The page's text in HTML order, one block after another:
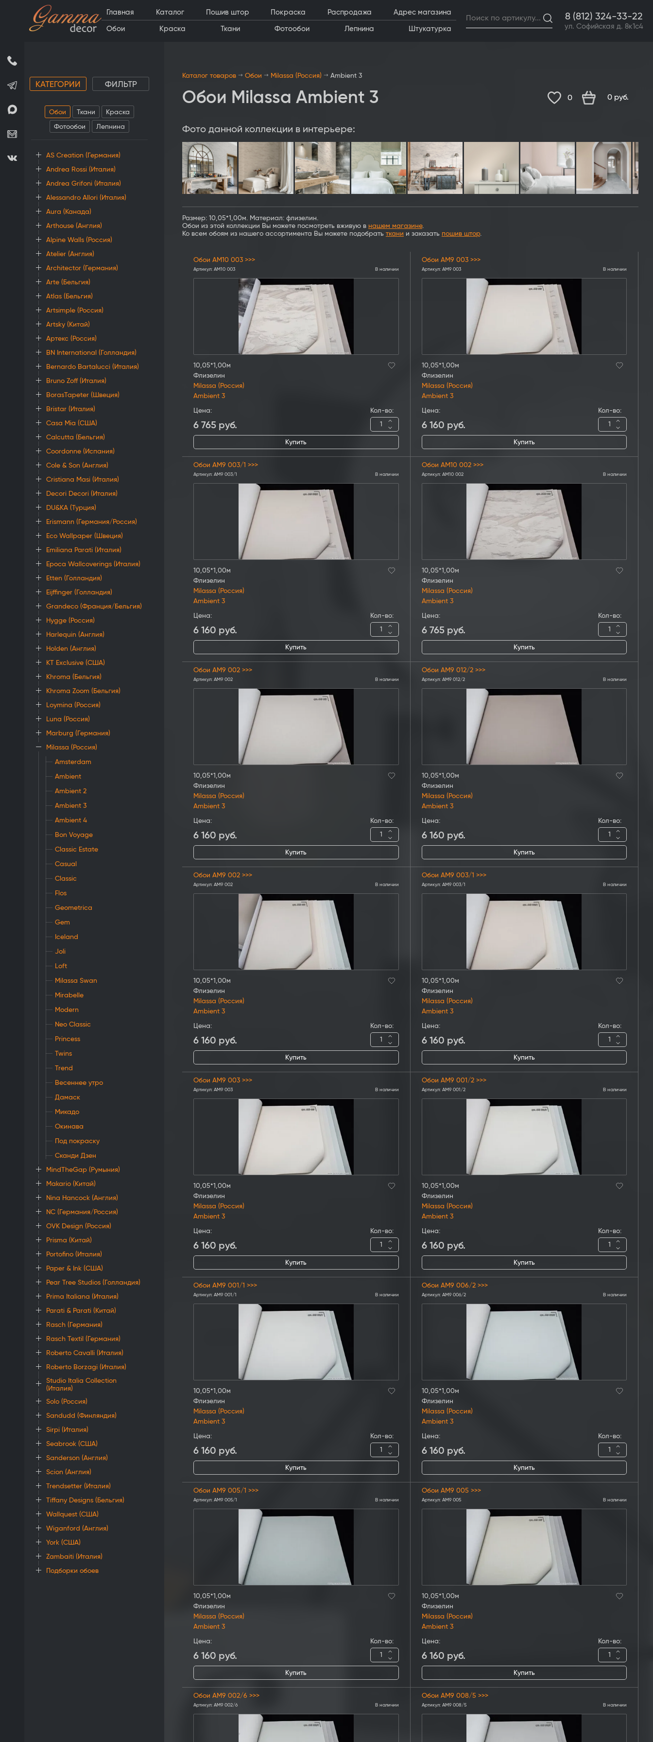
Главная Каталог Пошив штор Покраска Распродажа Адрес магазина
Обои Краска Ткани Фотообои Лепнина Штукатурка
8 (812) 324-33-22
ул. Софийская д. 8к1с4
КАТЕГОРИИ ФИЛЬТР
Обои Ткани Краска
Фотообои Лепнина
AS Creation (Германия)
Andrea Rossi (Италия)
Andrea Grifoni (Италия)
Alessandro Allori (Италия)
Aura (Канада)
Arthouse (Англия)
Alpine Walls (Россия)
Atelier (Англия)
Architector (Германия)
Arte (Бельгия)
Atlas (Бельгия)
Artsimple (Россия)
Artsky (Китай)
Артекс (Россия)
BN International (Голландия)
Bernardo Bartalucci (Италия)
Bruno Zoff (Италия)
BorasTapeter (Швеция)
Bristar (Италия)
Casa Mia (США)
Calcutta (Бельгия)
Coordonne (Испания)
Cole & Son (Англия)
Cristiana Masi (Италия)
Decori Decori (Италия)
DU&KA (Турция)
Erismann (Германия/Россия)
Eco Wallpaper (Швеция)
Emiliana Parati (Италия)
Epoca Wallcoverings (Италия)
Etten (Голландия)
Eijffinger (Голландия)
Grandeco (Франция/Бельгия)
Hygge (Россия)
Harlequin (Англия)
Holden (Англия)
KT Exclusive (США)
Khroma (Бельгия)
Khroma Zoom (Бельгия)
Loymina (Россия)
Luna (Россия)
Marburg (Германия)
Milassa (Россия)
Amsterdam
Ambient
Ambient 2
Ambient 3
Ambient 4
Bon Voyage
Classic Estate
Casual
Classic
Flos
Geometrica
Gem
Iceland
Joli
Loft
Milassa Swan
Mirabelle
Modern
Neo Classic
Princess
Twins
Trend
Весеннее утро
Дамаск
Микадо
Окинава
Под покраску
Сканди Дзен
MindTheGap (Румыния)
Makario (Китай)
Nina Hancock (Англия)
NC (Германия/Россия)
OVK Design (Россия)
Prisma (Китай)
Portofino (Италия)
Paper & Ink (США)
Pear Tree Studios (Голландия)
Prima Italiana (Италия)
Parati & Parati (Китай)
Rasch (Германия)
Rasch Textil (Германия)
Roberto Cavalli (Италия)
Roberto Borzagi (Италия)
Studio Italia Collection
(Италия)
Solo (Россия)
Sandudd (Финляндия)
Sirpi (Италия)
Seabrook (США)
Sanderson (Англия)
Scion (Англия)
Trendsetter (Италия)
Tiffany Designs (Бельгия)
Wallquest (США)
Wiganford (Англия)
York (США)
Zambaiti (Италия)
Подборки обоев
Каталог товаров Обои Milassa (Россия) Ambient 3
Обои Milassa Ambient 3 0 0 руб.
Фото данной коллекции в интерьере:
Размер: 10,05*1,00м. Материал: флизелин.
Обои из этой коллекции Вы можете посмотреть вживую в нашем магазине.
Ко всем обоям из нашего ассортимента Вы можете подобрать ткани и заказать пошив штор.
Обои AM10 003 >>>
Артикул: AM10 003 В наличии
10,05*1,00м
Флизелин
Milassa (Россия)
Ambient 3
Цена:
6 765 руб.
Кол-во:
Купить
Обои AM9 003 >>>
Артикул:AM9 003 В наличии
10,05*1,00м
Флизелин
Milassa (Россия)
Ambient 3
Цена:
6 160 руб.
Кол-во:
Купить
Обои AM9 003/1 >>>
Артикул: AM9 003/1 В наличии
10,05*1,00м
Флизелин
Milassa (Россия)
Ambient 3
Цена:
6 160 руб.
Кол-во:
Купить
Обои AM10 002 >>>
Артикул:AM10 002 В наличии
10,05*1,00м
Флизелин
Milassa (Россия)
Ambient 3
Цена:
6 765руб.
Кол-во:
Купить
Обои AM9 002 >>>
Артикул: AM9 002 В наличии
10,05*1,00м
Флизелин
Milassa (Россия)
Ambient 3
Цена:
6 160 руб.
Кол-во:
Купить
Обои AM9 012/2 >>>
Артикул:AM9 012/2 В наличии
10,05*1,00м
Флизелин
Milassa (Россия)
Ambient 3
Цена:
6 160 руб.
Кол-во:
Купить
Обои AM9 002 >>>
Артикул: AM9 002 В наличии
10,05*1,00м
Флизелин
Milassa (Россия)
Ambient 3
Цена:
6 160 руб.
Кол-во:
Купить
Обои AM9 003/1 >>>
Артикул:AM9 003/1 В наличии
10,05*1,00м
Флизелин
Milassa (Россия)
Ambient 3
Цена:
6 160 руб.
Кол-во:
Купить
Обои AM9 003 >>>
Артикул: AM9 003 В наличии
10,05*1,00м
Флизелин
Milassa (Россия)
Ambient 3
Цена:
6 160 руб.
Кол-во:
Купить
Обои AM9 001/2 >>>
Артикул:AM9 001/2 В наличии
10,05*1,00м
Флизелин
Milassa (Россия)
Ambient 3
Цена:
6 160 руб.
Кол-во:
Купить
Обои AM9 001/1 >>>
Артикул: AM9 001/1 В наличии
10,05*1,00м
Флизелин
Milassa (Россия)
Ambient 3
Цена:
6 160 руб.
Кол-во:
Купить
Обои AM9 006/2 >>>
Артикул:AM9 006/2 В наличии
10,05*1,00м
Флизелин
Milassa (Россия)
Ambient 3
Цена:
6 160 руб.
Кол-во:
Купить
Обои AM9 005/1 >>>
Артикул: AM9 005/1 В наличии
10,05*1,00м
Флизелин
Milassa (Россия)
Ambient 3
Цена:
6 160 руб.
Кол-во:
Купить
Обои AM9 005 >>>
Артикул:AM9 005 В наличии
10,05*1,00м
Флизелин
Milassa (Россия)
Ambient 3
Цена:
6 160 руб.
Кол-во:
Купить
Обои AM9 002/6 >>>
Артикул: AM9 002/6 В наличии
Обои AM9 008/5 >>>
Артикул:AM9 008/5 В наличии